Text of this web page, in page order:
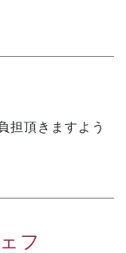
担頂きますよう
フ